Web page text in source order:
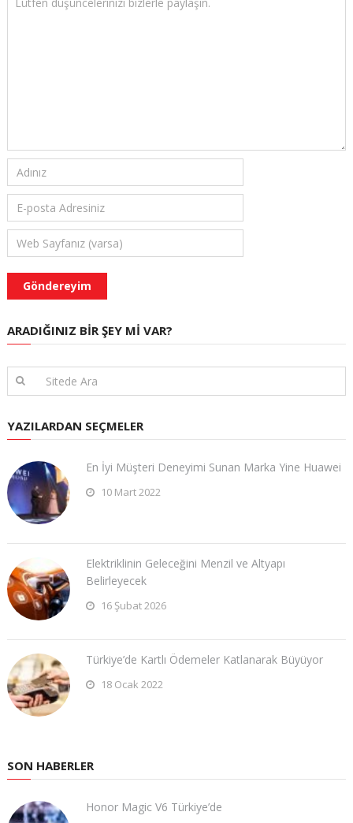
ARADIĞINIZ BIR ŞEY MI VAR?
YAZILARDAN SEÇMELER
En İyi Müşteri Deneyimi Sunan Marka Yine Huawei
10 Mart 2022
Elektriklinin Geleceğini Menzil ve Altyapı
Belirleyecek
16 Şubat 2026
Türkiye’de Kartlı Ödemeler Katlanarak Büyüyor
18 Ocak 2022
SON HABERLER
Honor Magic V6 Türkiye’de